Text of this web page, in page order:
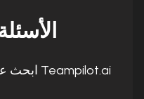
ابحث عن إجابات لأهم الأسئلة حول Teampilot.ai